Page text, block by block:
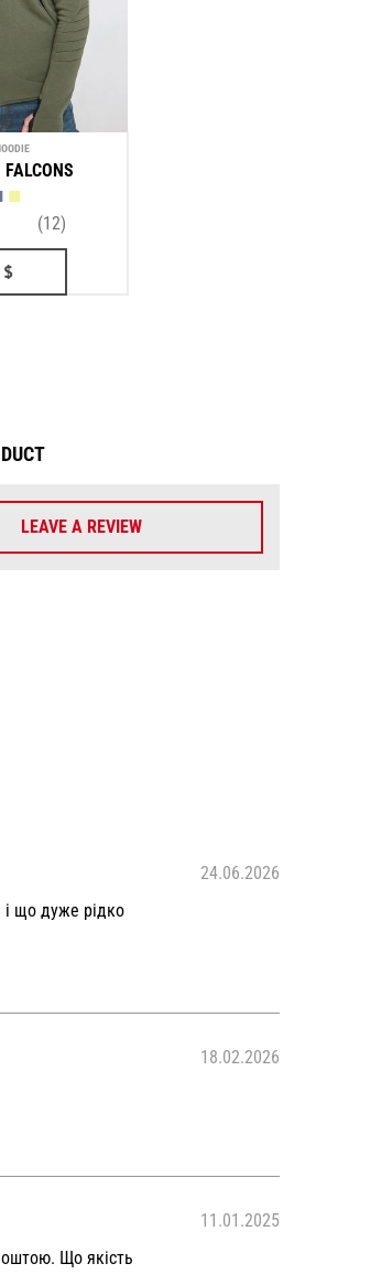
(12)
$
LEAVE A REVIEW
24.06.2026
і що дуже рідко
18.02.2026
11.01.2025
Що якість